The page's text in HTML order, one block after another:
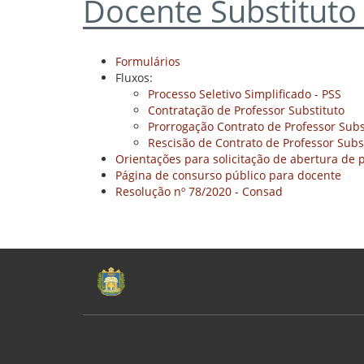
Docente Substituto
Formulários
Fluxos:
Processo Seletivo Simplificado - PSS
Contratação de Professor Substituto
Prorrogação Contrato de Professor
Rescisão de Contrato de Professor
Orientações para solicitação de abertura de
Página de consurso público para docente
Resolução nº 78/2020 - Consad